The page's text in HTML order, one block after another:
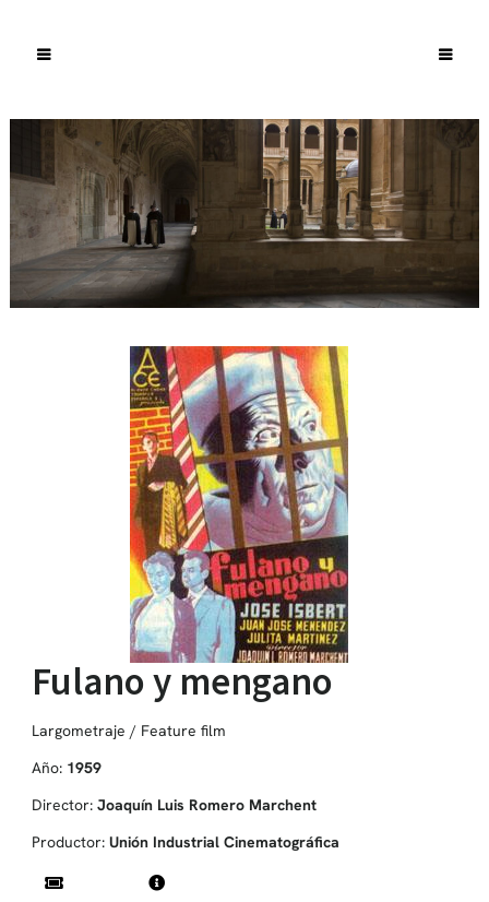
Fulano y mengano
Largometraje / Feature film
Año: 1959
Director: Joaquín Luis Romero Marchent
Productor: Unión Industrial Cinematográfica